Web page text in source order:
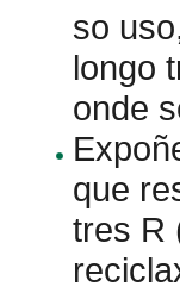
so
longo
onde
que
tres R